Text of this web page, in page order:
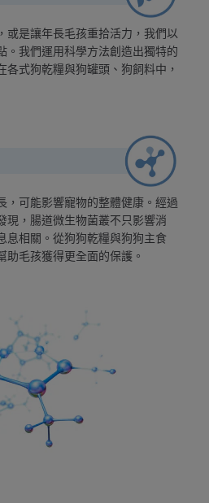
或是讓年長毛孩重拾活力，我們以
。我們運用科學方法創造出獨特的
各式狗乾糧與狗罐頭、狗飼料中，
，可能影響寵物的整體健康。經過
現，腸道微生物菌叢不只影響消
息相關。從狗狗乾糧與狗狗主食
毛孩獲得更全面的保護。